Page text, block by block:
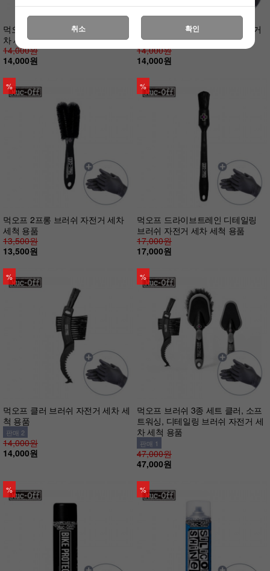
먹오프 디테일링 브러쉬 자전거 세
차 세척 용품
14,000원
14,000원
먹오프 휠 컴포넌트 브러쉬 자전거
세차 세척 용품
14,000원
14,000원
%
먹오프 2프롱 브러쉬 자전거 세차
세척 용품
13,500원
13,500원
%
먹오프 드라이브트레인 디테일링
브러쉬 자전거 세차 세척 용품
17,000원
17,000원
%
먹오프 클러 브러쉬 자전거 세차 세
척 용품
판매 2
14,000원
14,000원
%
먹오프 브러쉬 3종 세트 클러, 소프
트워싱, 디테일링 브러쉬 자전거 세
차 세척 용품
판매 1
47,000원
47,000원
% %
취소 확인